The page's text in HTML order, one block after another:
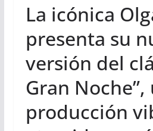
La icónica
presenta su
versión del
Gran Noche”,
producción